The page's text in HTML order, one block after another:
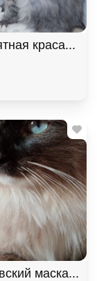
руки
В дар!